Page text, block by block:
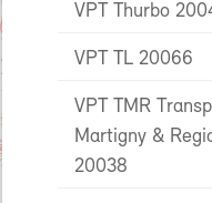
VPT Thurbo
VPT TL 20066
VPT TMR
Martigny &
20038